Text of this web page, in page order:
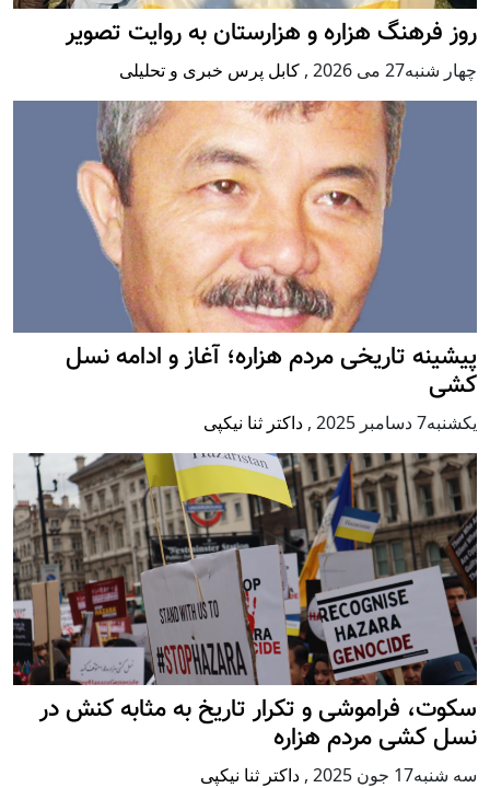
روز فرهنگ هزاره و هزارستان به روایت تصویر
چهار شنبه27 می 2026 , کابل پرس خبری و تحلیلی
پيشينه تاريخی مردم هزاره؛ آغاز و ادامه نسل
کشی
يكشنبه7 دسامبر 2025 , داکتر ثنا نیکپی
سکوت، فراموشی و تکرار تاريخ به مثابه کنش در
نسل کشی مردم هزاره
سه شنبه17 جون 2025 , داکتر ثنا نیکپی